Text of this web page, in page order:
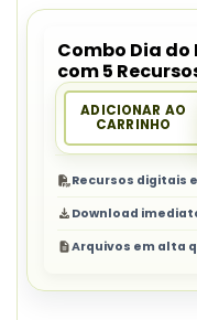
Combo Dia
com 5
ADICIONAR AO
CARRINHO
Recursos digitais
Download
Arquivos em alta